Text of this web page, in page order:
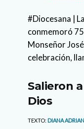
#Diocesana |
conmemoró
Monseñor
celebración,
Salieron
Dios
TEXTO: DIANA